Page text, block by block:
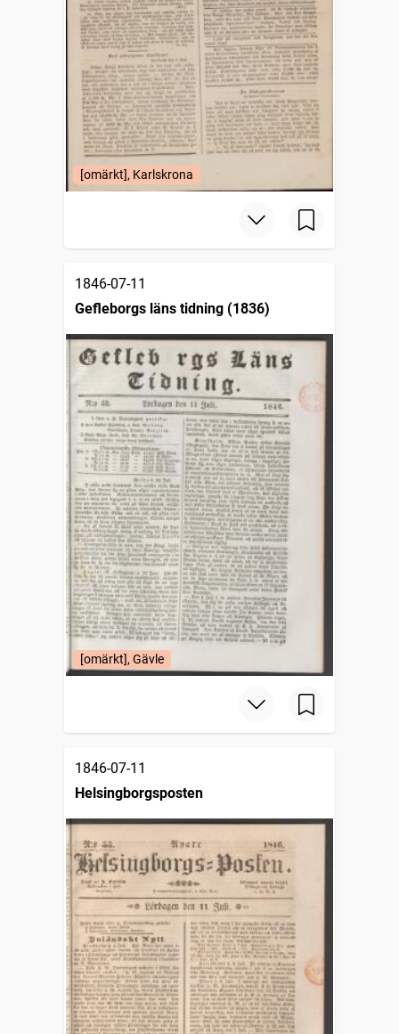
[omärkt], Karlskrona
1846-07-11
Gefleborgs läns tidning (1836)
[omärkt], Gävle
1846-07-11
Helsingborgsposten